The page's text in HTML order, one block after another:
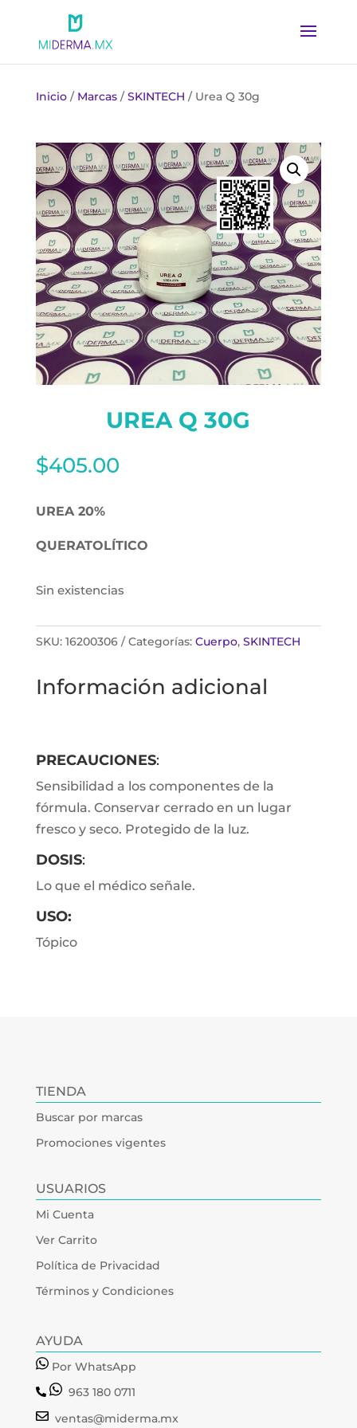
Inicio/ Marcas/SKINTECH / Urea Q 30g
UREA Q 30G
$405.00
UREA 20%
QUERATOLÍTICO
Sin existencias
SKU: 16200306 Categorías: Cuerpo, SKINTECH
Información adicional
PRECAUCIONES:
Sensibilidad a los componentes de la
fórmula. Conservar cerrado en un lugar
fresco y seco. Protegido de la luz.
DOSIS:
Lo que el médico señale.
USO:
Tópico
TIENDA
Buscar por marcas
Promociones vigentes
USUARIOS
Mi Cuenta
Ver Carrito
Política de Privacidad
Términos y Condiciones
AYUDA
Por WhatsApp
963 180 0711
ventas@miderma.mx